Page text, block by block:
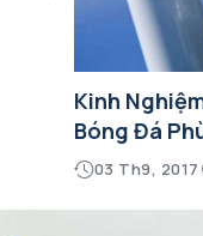
Kinh
Bóng Đá
03 Th9, 2017